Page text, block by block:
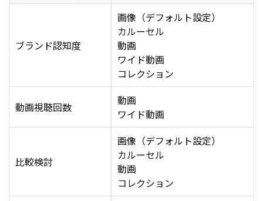
ブランド認知度
画像（デフォルト設定）
カルーセル
動画
ワイド動画
コレクション
動画視聴回数
動画
ワイド動画
比較検討
画像（デフォルト設定）
カルーセル
動画
コレクション